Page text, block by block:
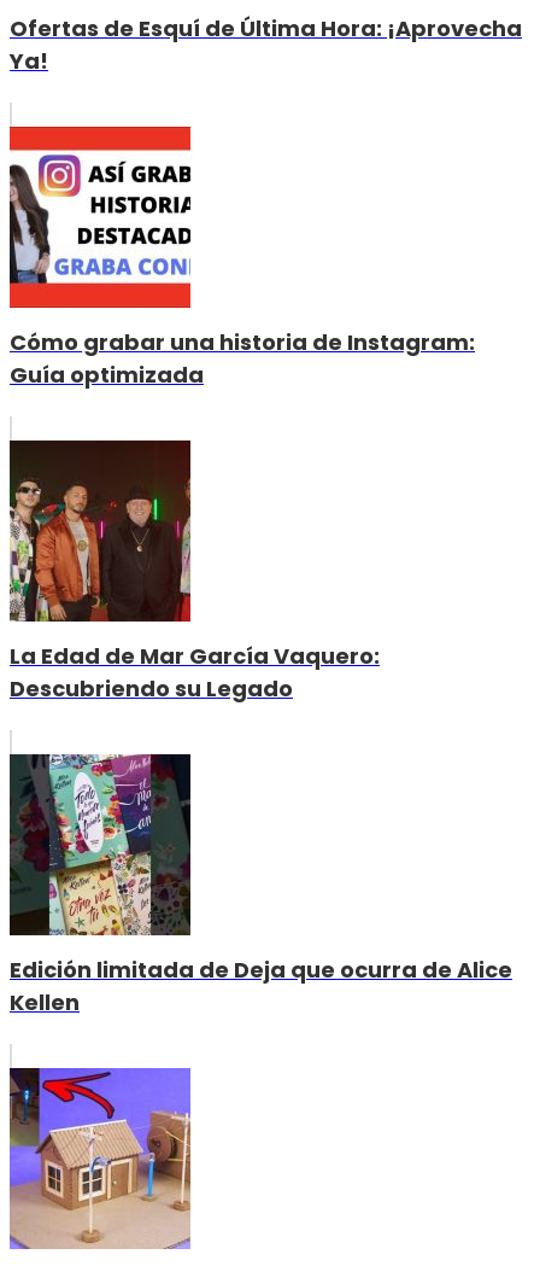
Ofertas de Esquí de Última Hora: ¡Aprovecha
Ya!
Cómo grabar una historia de Instagram:
Guía optimizada
La Edad de Mar García Vaquero:
Descubriendo su Legado
Edición limitada de Deja que ocurra de Alice
Kellen